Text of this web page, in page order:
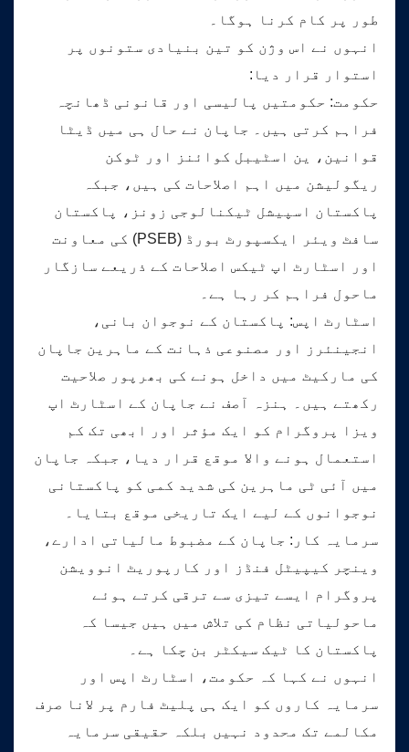
طور پر کام کرنا ہوگا۔
انہوں نے اس وژن کو تین بنیادی ستونوں پر
استوار قرار دیا:
حکومت: حکومتیں پالیسی اور قانونی ڈھانچہ
فراہم کرتی ہیں۔ جاپان نے حال ہی میں ڈیٹا
قوانین، ین اسٹیبل کوائنز اور ٹوکن
ریگولیشن میں اہم اصلاحات کی ہیں، جبکہ
پاکستان اسپیشل ٹیکنالوجی زونز، پاکستان
سافٹ ویئر ایکسپورٹ بورڈ (PSEB) کی معاونت
اور اسٹارٹ اپ ٹیکس اصلاحات کے ذریعے سازگار
ماحول فراہم کر رہا ہے۔
اسٹارٹ اپس: پاکستان کے نوجوان بانی،
انجینئرز اور مصنوعی ذہانت کے ماہرین جاپان
کی مارکیٹ میں داخل ہونے کی بھرپور صلاحیت
رکھتے ہیں۔ ہنزہ آصف نے جاپان کے اسٹارٹ اپ
ویزا پروگرام کو ایک مؤثر اور ابھی تک کم
استعمال ہونے والا موقع قرار دیا، جبکہ جاپان
میں آئی ٹی ماہرین کی شدید کمی کو پاکستانی
نوجوانوں کے لیے ایک تاریخی موقع بتایا۔
سرمایہ کار: جاپان کے مضبوط مالیاتی ادارے،
وینچر کیپیٹل فنڈز اور کارپوریٹ انوویشن
پروگرام ایسے تیزی سے ترقی کرتے ہوئے
ماحولیاتی نظام کی تلاش میں ہیں جیسا کہ
پاکستان کا ٹیک سیکٹر بن چکا ہے۔
انہوں نے کہا کہ حکومت، اسٹارٹ اپس اور
سرمایہ کاروں کو ایک ہی پلیٹ فارم پر لانا صرف
مکالمے تک محدود نہیں بلکہ حقیقی سرمایہ